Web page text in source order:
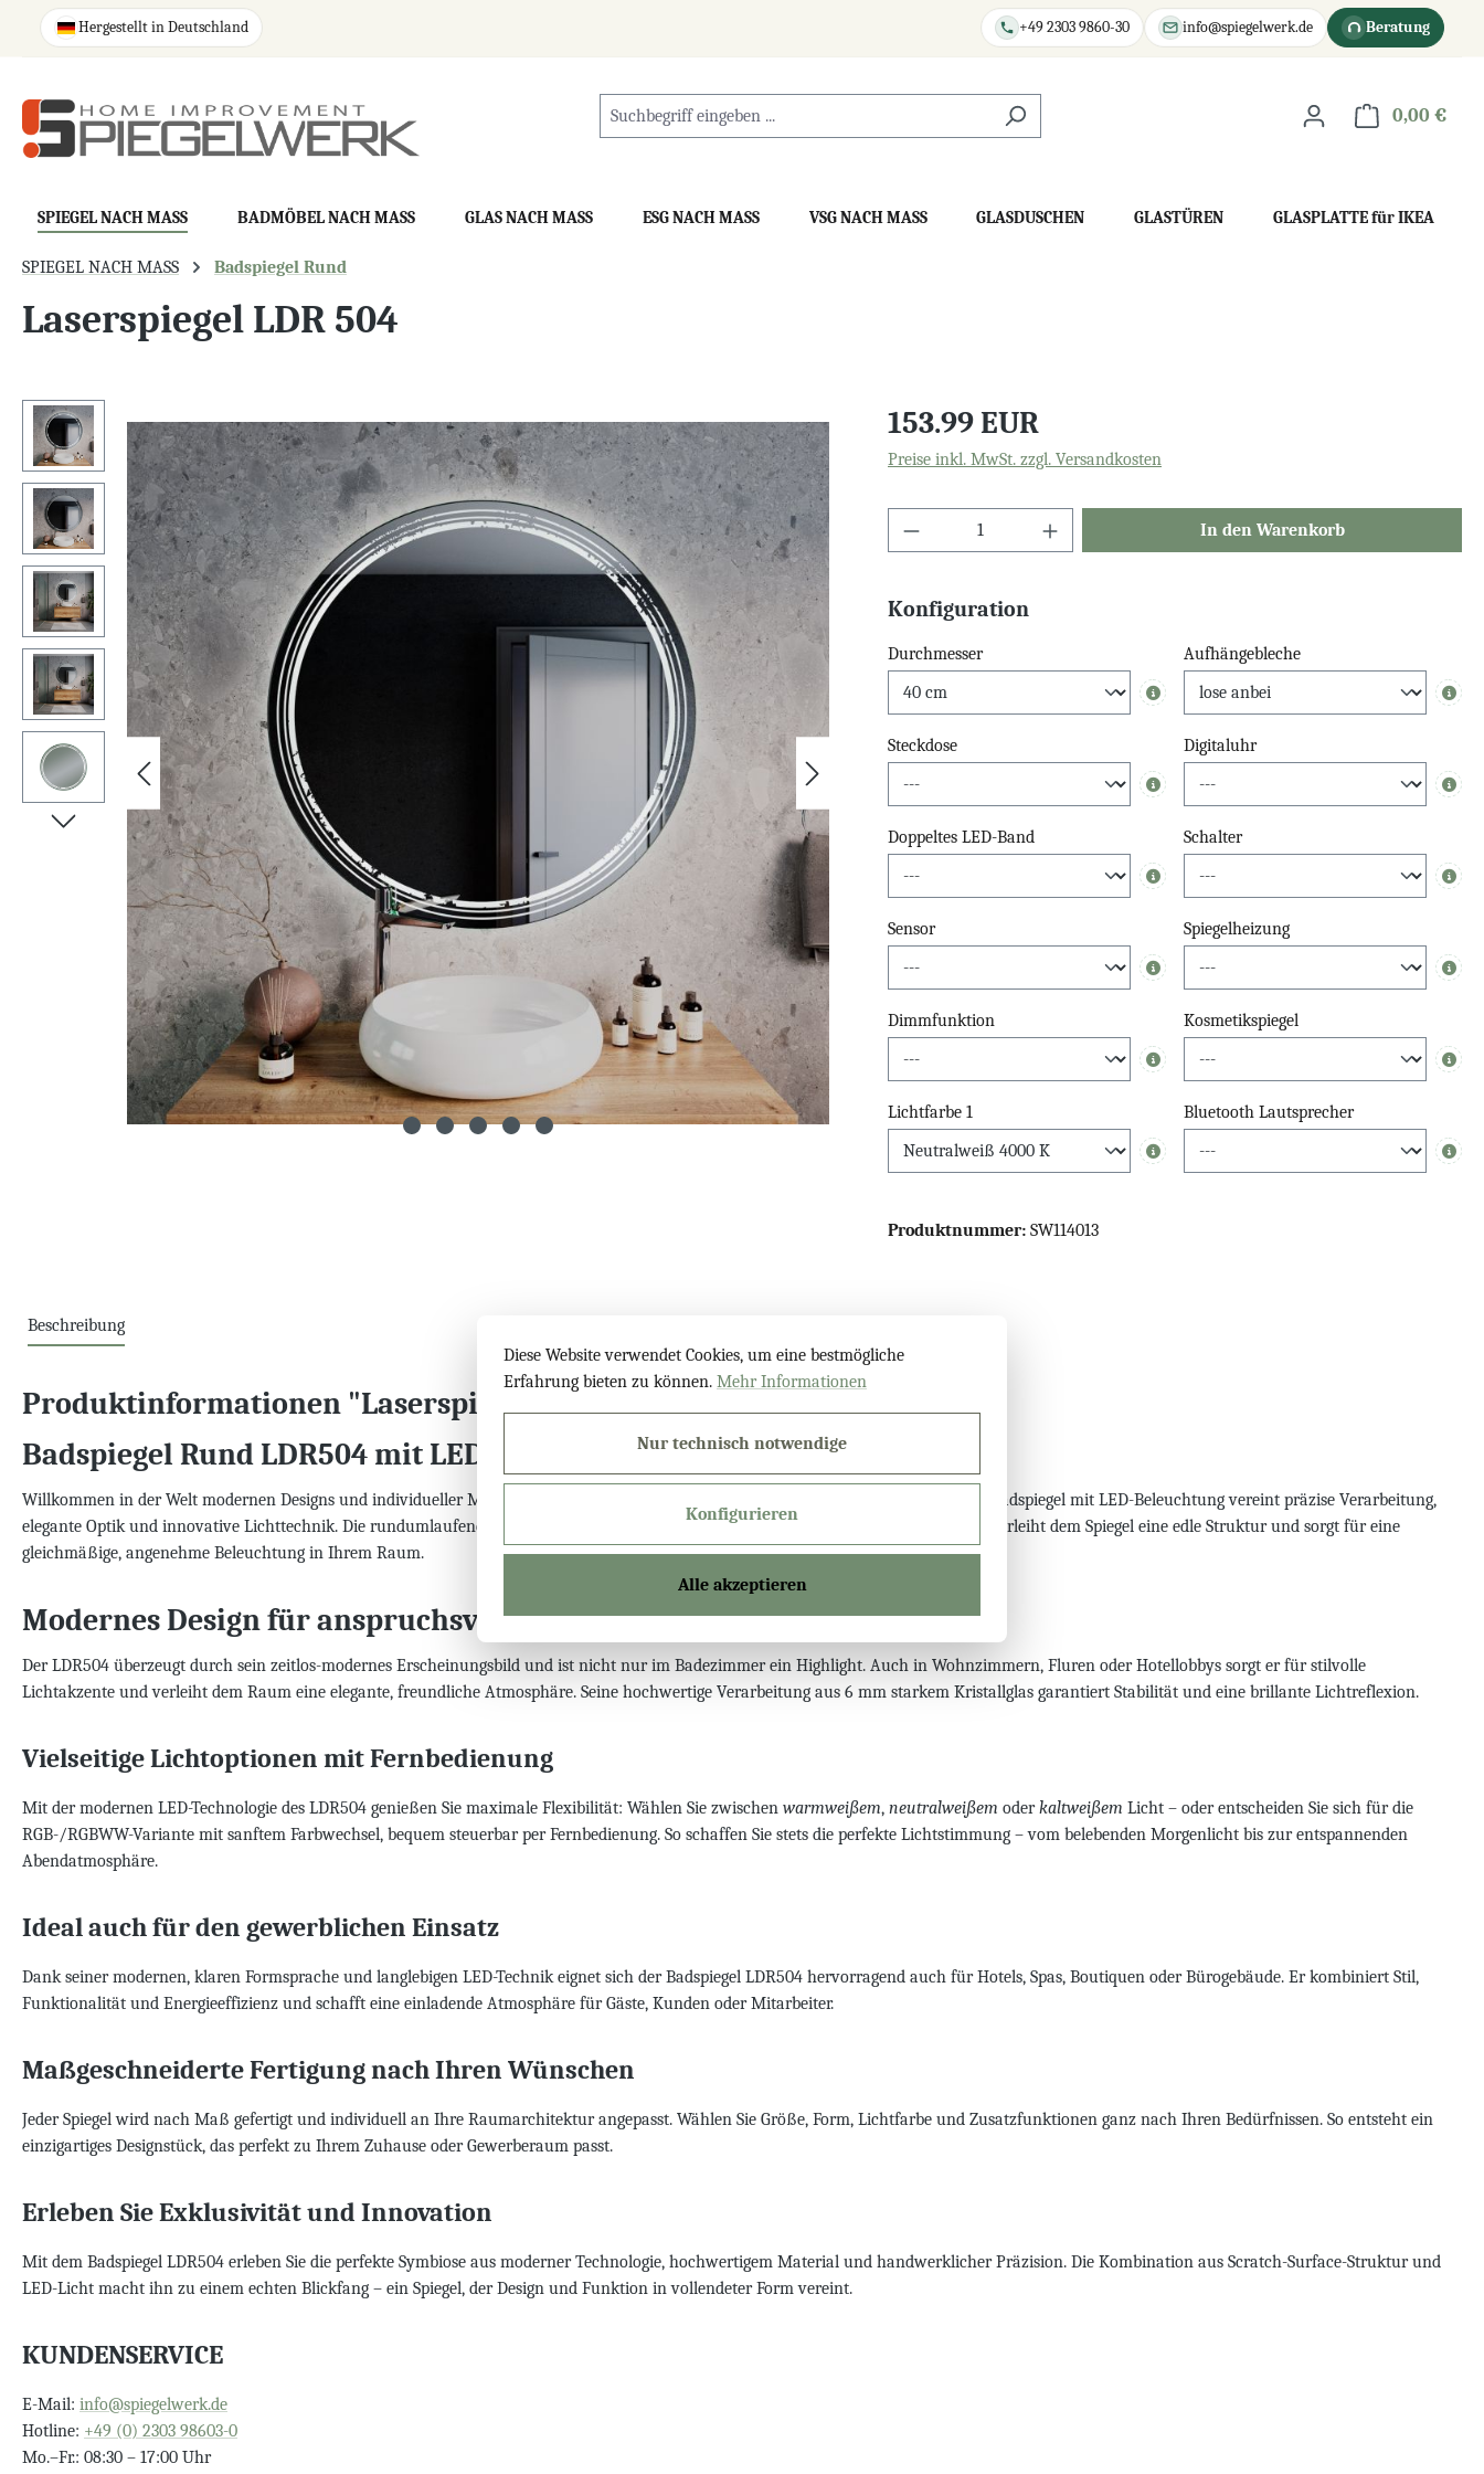
Zur Hauptnavigation springen
Hergestellt in Deutschland +49 2303 9860-30 info@spiegelwerk.de Beratung
0,00 €
SPIEGEL NACH MASS BADMÖBEL NACH MASS GLAS NACH MASS ESG NACH MASS VSG NACH MASS GLASDUSCHEN GLASTÜREN GLASPLATTE für IKEA
SPIEGEL NACH MASS Badspiegel Rund
Laserspiegel LDR 504
Bildergalerie überspringen 153.99 EUR
Preise inkl. MwSt. zzgl. Versandkosten
In den Warenkorb
Konfiguration
Durchmesser
Info
Aufhängebleche
Info
Steckdose
Info
Digitaluhr
Info
Doppeltes LED-Band
Info
Schalter
Info
Sensor
Info
Spiegelheizung
Info
Dimmfunktion
Info
Kosmetikspiegel
Info
Lichtfarbe 1
Info
Bluetooth Lautsprecher
Info
Produktnummer: SW114013
Beschreibung
Produktinformationen "Laserspiegel LDR 504"
Badspiegel Rund LDR504 mit LED-Beleuchtung nach Maß
Willkommen in der Welt modernen Designs und individueller Maßanfertigung – mit dem exklusiven Badspiegel LDR504. Dieser runde Badspiegel mit LED-Beleuchtung vereint präzise Verarbeitung,
elegante Optik und innovative Lichttechnik. Die rundumlaufende, etwa 30 mm breite satinierte Leuchtfläche in Scratch-Surface-Optik verleiht dem Spiegel eine edle Struktur und sorgt für eine
gleichmäßige, angenehme Beleuchtung in Ihrem Raum.
Modernes Design für anspruchsvolle Räume
Der LDR504 überzeugt durch sein zeitlos-modernes Erscheinungsbild und ist nicht nur im Badezimmer ein Highlight. Auch in Wohnzimmern, Fluren oder Hotellobbys sorgt er für stilvolle
Lichtakzente und verleiht dem Raum eine elegante, freundliche Atmosphäre. Seine hochwertige Verarbeitung aus 6 mm starkem Kristallglas garantiert Stabilität und eine brillante Lichtreflexion.
Vielseitige Lichtoptionen mit Fernbedienung
Mit der modernen LED-Technologie des LDR504 genießen Sie maximale Flexibilität: Wählen Sie zwischen warmweißem, neutralweißem oderkaltweißem Licht – oder entscheiden Sie sich für die
RGB-/RGBWW-Variante mit sanftem Farbwechsel, bequem steuerbar per Fernbedienung. So schaffen Sie stets die perfekte Lichtstimmung – vom belebenden Morgenlicht bis zur entspannenden
Abendatmosphäre.
Ideal auch für den gewerblichen Einsatz
Dank seiner modernen, klaren Formsprache und langlebigen LED-Technik eignet sich der Badspiegel LDR504 hervorragend auch für Hotels, Spas, Boutiquen oder Bürogebäude. Er kombiniert Stil,
Funktionalität und Energieeffizienz und schafft eine einladende Atmosphäre für Gäste, Kunden oder Mitarbeiter.
Maßgeschneiderte Fertigung nach Ihren Wünschen
Jeder Spiegel wird nach Maß gefertigt und individuell an Ihre Raumarchitektur angepasst. Wählen Sie Größe, Form, Lichtfarbe und Zusatzfunktionen ganz nach Ihren Bedürfnissen. So entsteht ein
einzigartiges Designstück, das perfekt zu Ihrem Zuhause oder Gewerberaum passt.
Erleben Sie Exklusivität und Innovation
Mit dem Badspiegel LDR504 erleben Sie die perfekte Symbiose aus moderner Technologie, hochwertigem Material und handwerklicher Präzision. Die Kombination aus Scratch-Surface-Struktur und
LED-Licht macht ihn zu einem echten Blickfang – ein Spiegel, der Design und Funktion in vollendeter Form vereint.
KUNDENSERVICE
E-Mail: info@spiegelwerk.de
Hotline: +49 (0) 2303 98603-0
Mo.–Fr.: 08:30 – 17:00 Uhr
Diese Website verwendet Cookies, um eine bestmögliche
Erfahrung bieten zu können. Mehr Informationen
Nur technisch notwendige
Konfigurieren
Alle akzeptieren